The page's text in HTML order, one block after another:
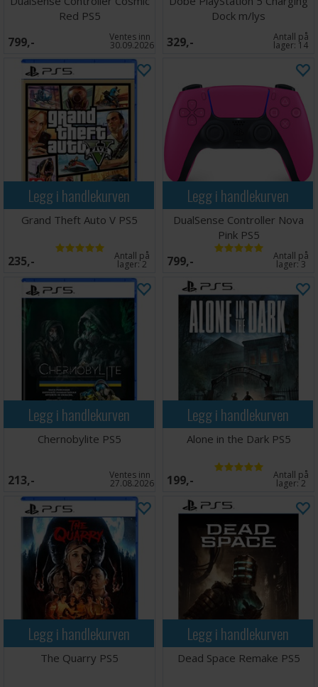
Red PS5
799,- Ventes inn
30.09.2026
Dock m/lys
329,- Antall på
lager: 14
Legg i handlekurven
Grand Theft Auto V PS5
235,- Antall på
lager:2
Legg i handlekurven
DualSense Controller Nova
Pink PS5
799,- Antall på
lager:3
Legg i handlekurven
Chernobylite PS5
213,- Ventes inn
27.08.2026
Legg i handlekurven
Alone in the Dark PS5
199,- Antall på
lager:2
Legg i handlekurven
The Quarry PS5
Legg i handlekurven
Dead Space Remake PS5